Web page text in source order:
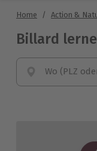
Home / Action &
Billard
Wo (PLZ